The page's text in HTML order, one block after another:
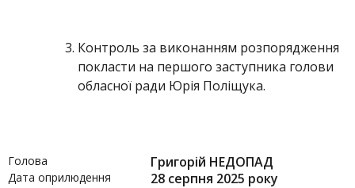
Контроль за виконанням розпорядження
покласти на першого заступника голови
обласної ради Юрія Поліщука.
Голова Григорій НЕДОПАД
Дата оприлюдення 28 серпня 2025 року